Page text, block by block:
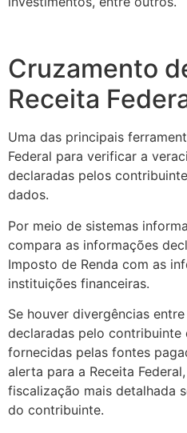
Cruzamento
Receita
Uma das principais
Federal para verificar a
declaradas pelos
dados.
Por meio de sistemas
compara as informações
Imposto de Renda com as
instituições financeiras.
Se houver divergências
declaradas pelo contribuinte
fornecidas pelas fontes
alerta para a Receita
fiscalização mais detalhada
do contribuinte.